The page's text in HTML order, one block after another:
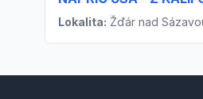
Lokalita: Žďár nad